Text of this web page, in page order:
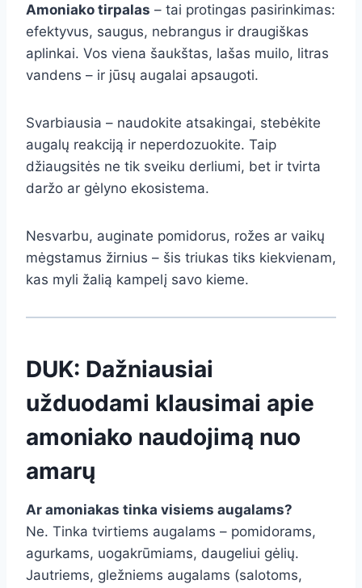
Amoniako tirpalas – tai protingas pasirinkimas:
efektyvus, saugus, nebrangus ir draugiškas
aplinkai. Vos viena šaukštas, lašas muilo, litras
vandens – ir jūsų augalai apsaugoti.
Svarbiausia – naudokite atsakingai, stebėkite
augalų reakciją ir neperdozuokite. Taip
džiaugsitės ne tik sveiku derliumi, bet ir tvirta
daržo ar gėlyno ekosistema.
Nesvarbu, auginate pomidorus, rožes ar vaikų
mėgstamus žirnius – šis triukas tiks kiekvienam,
kas myli žalią kampelį savo kieme.
DUK: Dažniausiai
užduodami klausimai apie
amoniako naudojimą nuo
amarų
Ar amoniakas tinka visiems augalams?
Ne. Tinka tvirtiems augalams – pomidorams,
agurkams, uogakrūmiams, daugeliui gėlių.
Jautriems, gležniems augalams (salotoms,